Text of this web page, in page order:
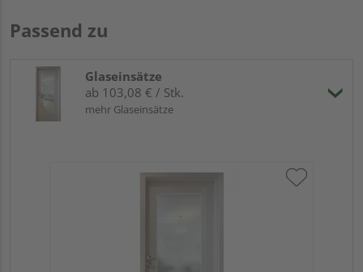
Passend zu
Glaseinsätze
ab 103,08 € / Stk.
mehr Glaseinsätze